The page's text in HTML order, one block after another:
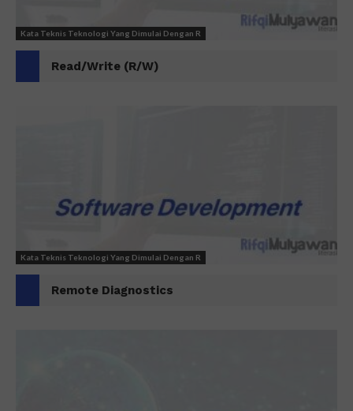
Kata Teknis Teknologi Yang Dimulai Dengan R
Read/Write (R/W)
Kata Teknis Teknologi Yang Dimulai Dengan R
Remote Diagnostics